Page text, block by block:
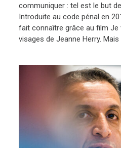
communiquer : tel est le but
Introduite au code pénal en
fait connaître grâce au film
visages de Jeanne Herry.